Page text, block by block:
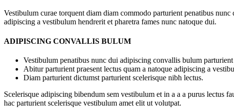
Vestibulum curae torquent diam diam commodo parturient penatibus
adipiscing a vestibulum hendrerit et pharetra fames nunc natoque dui.
ADIPISCING CONVALLIS BULUM
Vestibulum penatibus nunc dui adipiscing convallis bulum parturient
Abitur parturient praesent lectus quam a natoque adipiscing a
Diam parturient dictumst parturient scelerisque nibh lectus.
Scelerisque adipiscing bibendum sem vestibulum et in a a a purus lectus
hac parturient scelerisque vestibulum amet elit ut volutpat.